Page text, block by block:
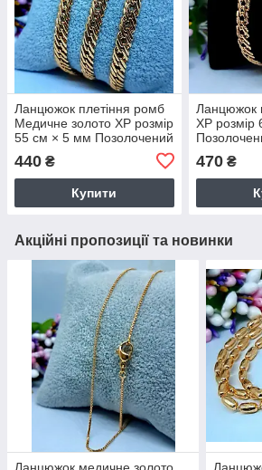
Ланцюжок плетіння ромб
Медичне золото ХР розмір
55 см × 5 мм Позолочений
440 ₴
Купити
Ланцюжок
ХР розмір
470₴
Акційні пропозиції та новинки
Ланцюжок медичне золото